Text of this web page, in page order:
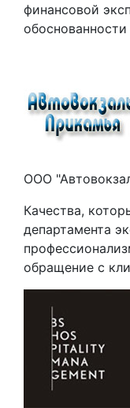
финансовой
ООО
Качества,
департамента
обращение с